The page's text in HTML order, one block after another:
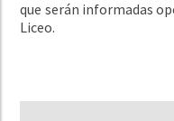
que serán informadas
Liceo.